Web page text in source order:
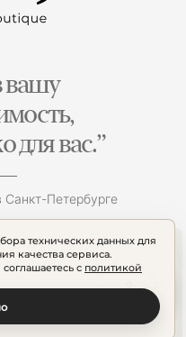
технических данных для
качества сервиса.
с политикой
вашу
для вас.”
Петербурге